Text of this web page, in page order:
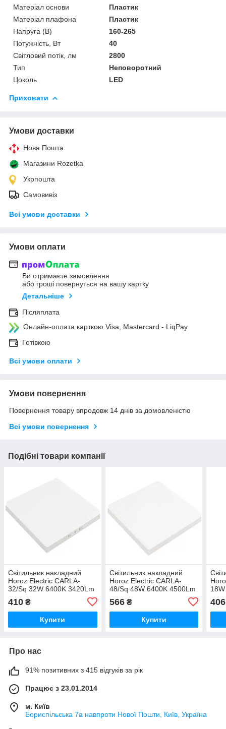
Матеріал основи
Пластик
Матеріал плафона
Пластик
Напруга (В)
160-265
Потужність, Вт
40
Світловий потік, лм
2800
Тип
Неповоротний
Цоколь
LED
Приховати
Умови доставки
Нова Пошта
Магазини Rozetka
Укрпошта
Самовивіз
Всі умови доставки
Умови оплати
Ви отримаєте замовлення
або гроші повернуться на вашу картку
Детальніше
Післяплата
Онлайн-оплата карткою Visa, Mastercard - LiqPay
Готівкою
Всі умови оплати
Умови повернення
Повернення товару впродовж 14 днів за домовленістю
Всі умови повернення
Подібні товари компанії
Світильник накладний
Horoz Electric CARLA-
32/Sq 32W 6400K 3420Lm
квадратний (016-059-
0032-010)
410 ₴
Купити
Світильник накладний
Horoz Electric CARLA-
48/Sq 48W 6400K 4500Lm
квадратний (016-059-
0048-030)
566₴
Купити
406
Про нас
91% позитивних з 415 відгуків за рік
Працює з 23.01.2014
м. Київ
Бориспільська 7а навпроти Нової Пошти, Київ, Україна